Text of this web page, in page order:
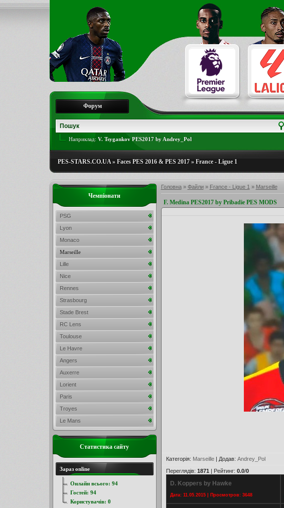
Форум
Наприклад: V. Tsygankov PES2017 by Andrey_Pol
PES-STARS.CO.UA» Faces PES 2016 & PES 2017» France - Ligue 1
Головна» Файли» France - Ligue 1 » Marseille
F. Medina PES2017 by Pribadie PES MODS
Категорія: Marseille| Додав: Andrey_Pol
Переглядів: 1871 | Рейтинг: 0.0/0
D. Koppers by Hawke
Дата: 11.05.2015 | Просмотров: 3648
Чемпіонати
PSG
Lyon
Monaco
Marseille
Lille
Nice
Rennes
Strasbourg
Stade Brest
RC Lens
Toulouse
Le Havre
Angers
Auxerre
Lorient
Paris
Troyes
Le Mans
Статистика сайту
Зараз online
Онлайн всього: 94
Гостей: 94
Користувачів: 0